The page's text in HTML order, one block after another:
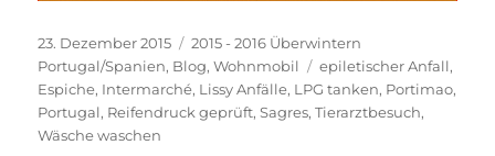
Veröffentlicht
am
23. Dezember 2015 Kategorien
2015 - 2016 Überwintern
Portugal/Spanien, Blog,Wohnmobil Schlagwörter
epiletischer Anfall,
Espiche, Intermarché, Lissy Anfälle, LPG tanken, Portimao,
Portugal, Reifendruck geprüft,Sagres,Tierarztbesuch,
Wäsche waschen